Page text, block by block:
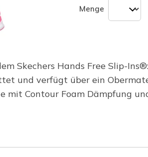
Menge
Skechers Hands Free Slip-
und verfügt über ein
mit Contour Foam Dämpfung